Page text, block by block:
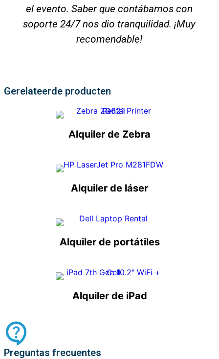
el evento. Saber que contábamos con
soporte 24/7 nos dio tranquilidad. ¡Muy
recomendable!
Gerelateerde producten
Alquiler de Zebra
Alquiler de láser
Alquiler de portátiles
Alquiler de iPad
Preguntas frecuentes